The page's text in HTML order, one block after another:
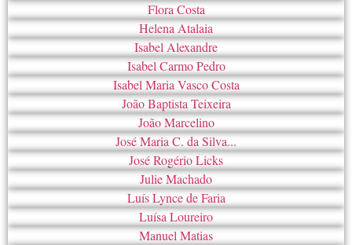
Flora Costa
Helena Atalaia
Isabel Alexandre
Isabel Carmo Pedro
Isabel Maria Vasco Costa
João Baptista Teixeira
João Marcelino
José Maria C. da Silva...
José Rogério Licks
Julie Machado
Luís Lynce de Faria
Luísa Loureiro
Manuel Matias